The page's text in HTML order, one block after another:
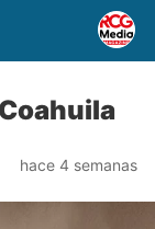
hace 4 semanas